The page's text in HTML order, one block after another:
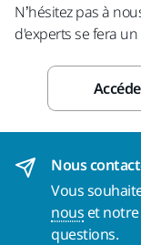
N’hésitez pas à
d'experts se fera
Nous
Vous
nous et
questions.